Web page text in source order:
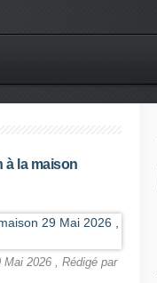
à la maison
2026 , Rédigé par